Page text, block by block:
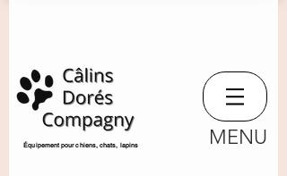
​Équipement pour chiens, chats, lapins MENU